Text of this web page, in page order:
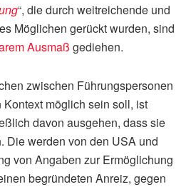
“, die durch weitreichende und
Möglichen gerückt wurden, sind
Ausmaß gediehen.
zwischen Führungspersonen
möglich sein soll, ist
davon ausgehen, dass sie
Die werden von den USA und
von Angaben zur Ermöglichung
begründeten Anreiz, gegen